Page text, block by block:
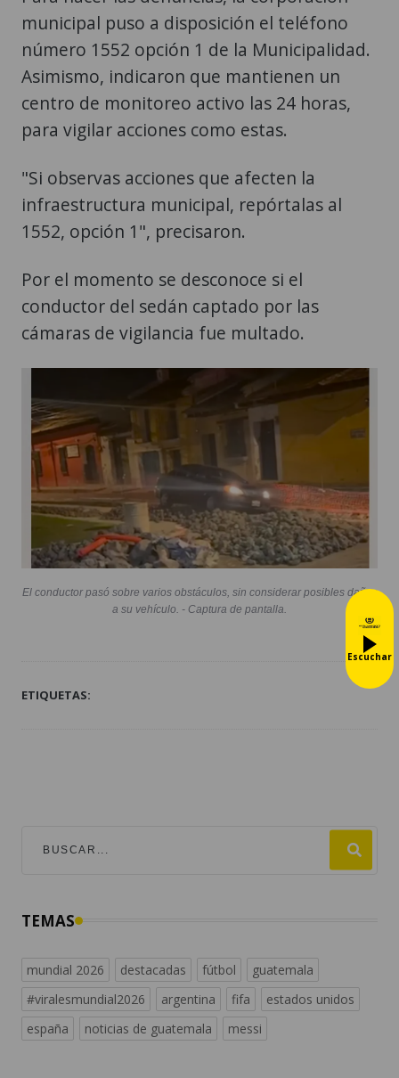
municipal puso a disposición el teléfono
número 1552 opción 1 de la Municipalidad.
Asimismo, indicaron que mantienen un
centro de monitoreo activo las 24 horas,
para vigilar acciones como estas.
"Si observas acciones que afecten la
infraestructura municipal, repórtalas al
1552, opción 1", precisaron.
Por el momento se desconoce si el
conductor del sedán captado por las
cámaras de vigilancia fue multado.
El conductor pasó sobre varios obstáculos, sin considerar posibles daños
a su vehículo. - Captura de pantalla.
ETIQUETAS:
TEMAS
mundial 2026 destacadas fútbol
guatemala
#viralesmundial2026
argentina fifa
estados unidos
españa
noticias de guatemala messi
Escuchar